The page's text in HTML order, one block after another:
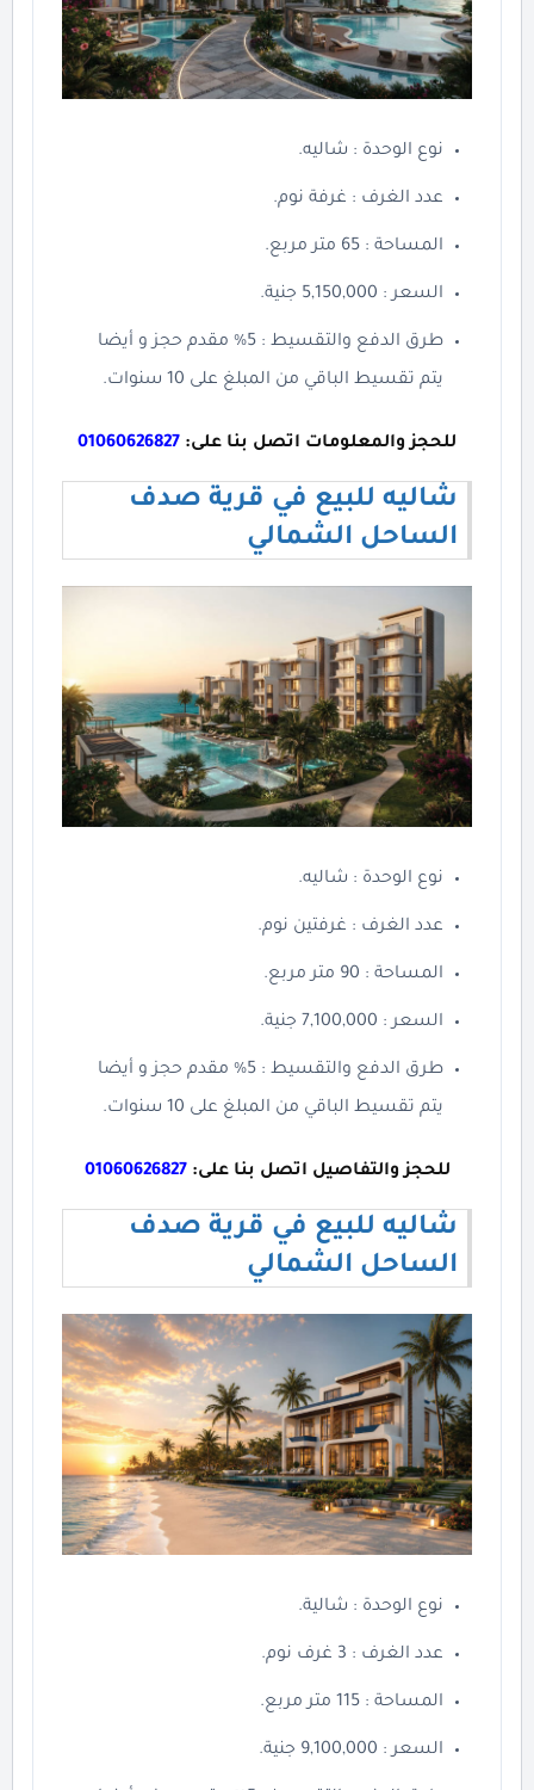
نوع الوحدة : شاليه.
عدد الغرف : غرفة نوم.
المساحة : 65 متر مربع.
السعر : 5,150,000 جنية.
طرق الدفع والتقسيط : 5% مقدم حجز و أيضا
يتم تقسيط الباقي من المبلغ على 10 سنوات.
للحجز والمعلومات اتصل بنا على: 01060626827
شاليه للبيع في قرية صدف
الساحل الشمالي
نوع الوحدة : شاليه.
عدد الغرف : غرفتين نوم.
المساحة : 90 متر مربع.
السعر : 7,100,000 جنية.
طرق الدفع والتقسيط : 5% مقدم حجز و أيضا
يتم تقسيط الباقي من المبلغ على 10 سنوات.
للحجز والتفاصيل اتصل بنا على: 01060626827
شاليه للبيع في قرية صدف
الساحل الشمالي
نوع الوحدة : شالية.
عدد الغرف : 3 غرف نوم.
المساحة : 115 متر مربع.
السعر : 9,100,000 جنية.